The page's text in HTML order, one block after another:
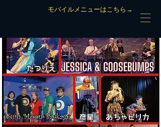
モバイルメニューはこちら→